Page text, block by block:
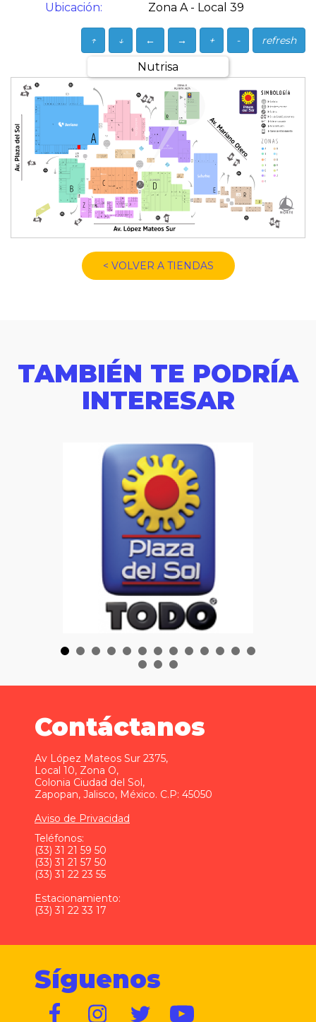
Ubicación:
Zona A - Local 39
refresh
-
+
→
←
↓
↑
Nutrisa
< VOLVER A TIENDAS
TAMBIÉN TE PODRÍA
INTERESAR
Contáctanos
Av López Mateos Sur 2375,
Local 10, Zona O,
Colonia Ciudad del Sol,
Zapopan, Jalisco, México. C.P: 45050
Aviso de Privacidad
Teléfonos:
(33) 31 21 59 50
(33) 31 21 57 50
(33) 31 22 23 55
Estacionamiento:
(33) 31 22 33 17
Síguenos